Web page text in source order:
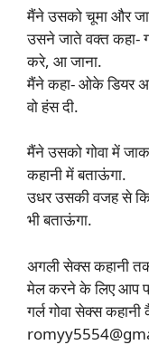
मैंने उसको चूमा और
उसने जाते वक्त कहा-
करे, आ जाना.
मैंने कहा- ओके डियर अब
वो हंस दी.
मैंने उसको गोवा में
कहानी में बताऊंगा.
उधर उसकी वजह से
भी बताऊंगा.
अगली सेक्स कहानी
मेल करने के लिए आप
गर्ल गोवा सेक्स